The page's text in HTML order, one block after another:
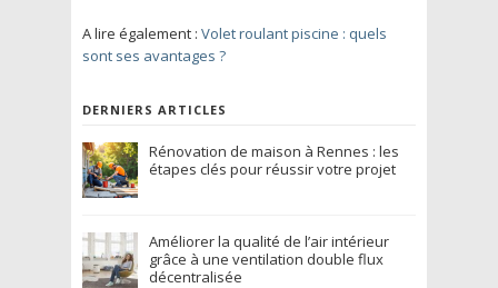
A lire également : Volet roulant piscine : quels
sont ses avantages ?
DERNIERS ARTICLES
Rénovation de maison à Rennes : les
étapes clés pour réussir votre projet
Améliorer la qualité de l’air intérieur
grâce à une ventilation double flux
décentralisée